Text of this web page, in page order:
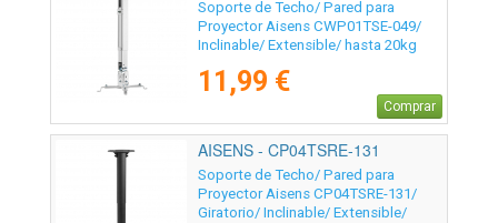
Soporte de Techo/ Pared para
Proyector Aisens CWP01TSE-049/
Inclinable/ Extensible/ hasta 20kg
11,99 €
Comprar
AISENS - CP04TSRE-131
Soporte de Techo/ Pared para
Proyector Aisens CP04TSRE-131/
Giratorio/ Inclinable/ Extensible/